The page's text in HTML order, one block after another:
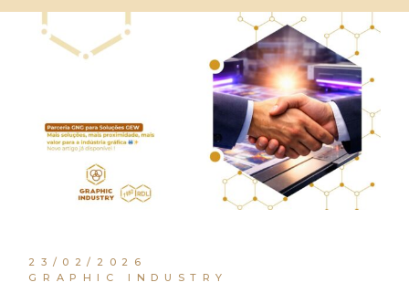
23/02/2026
GRAPHIC INDUSTRY